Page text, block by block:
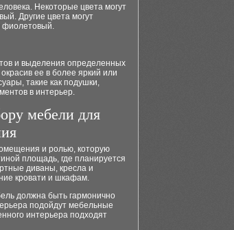
Некоторые цвета могут
Другие цвета могут
фиолетовый.
и выделения определенных
ее в более яркий или
такие как подушки,
в интерьер.
мебели для
и ролью, которую
площадь, где планируется
диваны, кресла и
кровати и шкафам.
должна быть гармонично
подойдут мебельные
интерьера подходят